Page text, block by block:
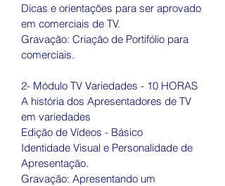
Dicas e orientações para ser aprovado
em comerciais de TV.
Gravação: Criação de Portifólio para
comerciais.
2- Módulo TV Variedades - 10 HORAS
A história dos Apresentadores de TV
em variedades
Edição de Vídeos - Básico
Identidade Visual e Personalidade de
Apresentação.
Gravação: Apresentando um